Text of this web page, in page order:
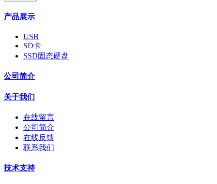
产品展示
USB
SD卡
SSD固态硬盘
公司简介
关于我们
在线留言
公司简介
在线反馈
联系我们
技术支持